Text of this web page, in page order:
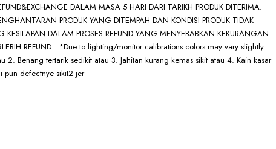
DALAM MASA 5 HARI DARI TARIKH PRODUK DITERIMA.
PRODUK YANG DITEMPAH DAN KONDISI PRODUK TIDAK
KESILAPAN DALAM PROSES REFUND YANG MENYEBABKAN KEKURANGAN
REFUND. .*Due to lighting/monitor calibrations colors may vary slightly
Benang tertarik sedikit atau 3. Jahitan kurang kemas sikit atau 4. Kain kasar
pun defectnye sikit2 jer